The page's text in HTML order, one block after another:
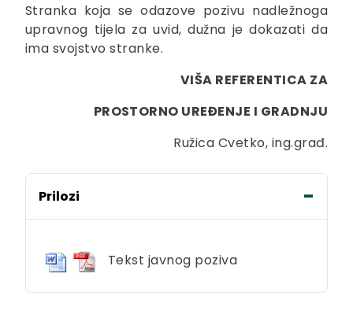
Stranka koja se odazove pozivu nadležnoga
upravnog tijela za uvid, dužna je dokazati da
ima svojstvo stranke.
VIŠA REFERENTICA ZA
PROSTORNO UREĐENJE I GRADNJU
Ružica Cvetko, ing.građ.
Prilozi
Tekst javnog poziva